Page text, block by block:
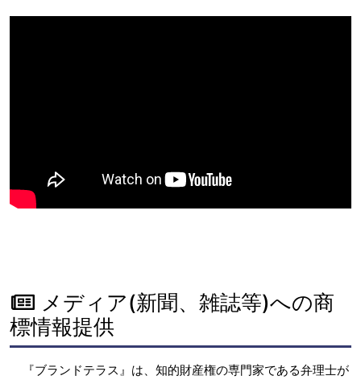
メディア(新聞、雑誌等)への商
標情報提供
『ブランドテラス』は、知的財産権の専門家である弁理士が